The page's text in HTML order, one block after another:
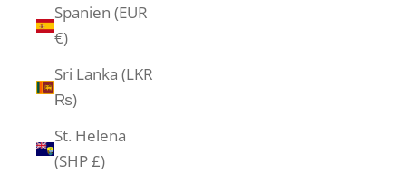
Spanien (EUR
€)
Sri Lanka (LKR
₨)
St. Helena
(SHP £)